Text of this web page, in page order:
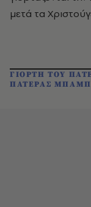
μετά τα
ΓΙΟΡΤΗ ΤΟΥ
ΠΑΤΕΡΑΣ